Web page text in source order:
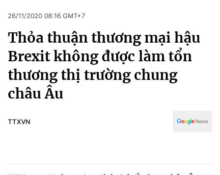
Chuyên mục
Chính trị
Xã hội
Pháp luật
Kinh tế
Thể thao
Truyền hình
Văn hóa - Giải trí
Đời sống
26/11/2020 08:16 GMT+7
Thỏa thuận thương mại hậu
Brexit không được làm tổn
thương thị trường chung
châu Âu
TTXVN